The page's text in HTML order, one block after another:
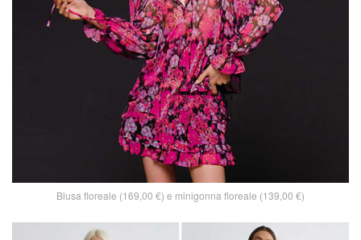
Blusa floreale (169,00 €) e minigonna floreale (139,00 €)